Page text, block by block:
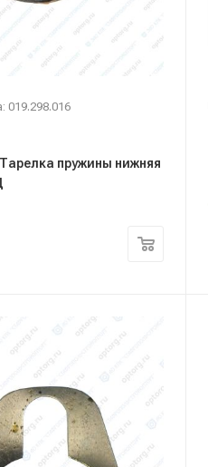
019.298.016
пружины нижняя